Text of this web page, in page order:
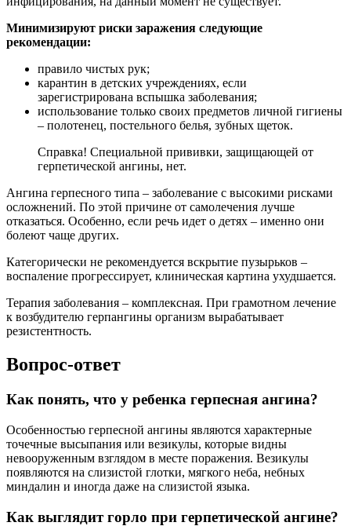
Минимизируют риски заражения следующие
рекомендации:
правило чистых рук;
карантин в детских учреждениях, если
зарегистрирована вспышка заболевания;
использование только своих предметов личной гигиены
– полотенец, постельного белья, зубных щеток.
Справка! Специальной прививки, защищающей от
герпетической ангины, нет.
Ангина герпесного типа – заболевание с высокими рисками
осложнений. По этой причине от самолечения лучше
отказаться. Особенно, если речь идет о детях – именно они
болеют чаще других.
Категорически не рекомендуется вскрытие пузырьков –
воспаление прогрессирует, клиническая картина ухудшается.
Терапия заболевания – комплексная. При грамотном лечение
к возбудителю герпангины организм вырабатывает
резистентность.
Вопрос-ответ
Как понять, что у ребенка герпесная ангина?
Особенностью герпесной ангины являются характерные
точечные высыпания или везикулы, которые видны
невооруженным взглядом в месте поражения. Везикулы
появляются на слизистой глотки, мягкого неба, небных
миндалин и иногда даже на слизистой языка.
Как выглядит горло при герпетической ангине?